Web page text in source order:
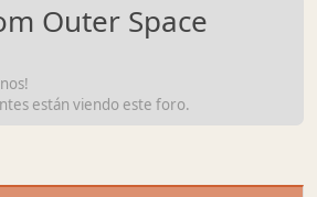
Outer Space
están viendo este foro.